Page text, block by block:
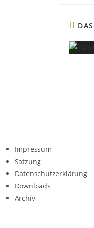
Impressum
Satzung
Datenschutzerklärung
Downloads
Archiv